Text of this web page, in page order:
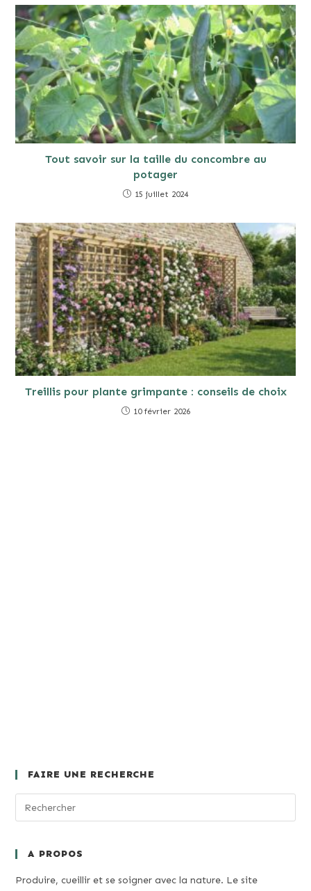
Tout savoir sur la taille du concombre au
potager
15 juillet 2024
Treillis pour plante grimpante : conseils de choix
10 février 2026
FAIRE UNE RECHERCHE
A PROPOS
Produire, cueillir et se soigner avec la nature. Le site